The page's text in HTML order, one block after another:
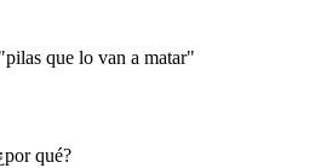
que lo van a matar"
qué?